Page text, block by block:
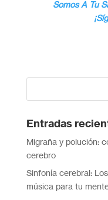
Somos A Tu
Entradas
Migraña y polución:
cerebro
Sinfonía cerebral:
música para tu